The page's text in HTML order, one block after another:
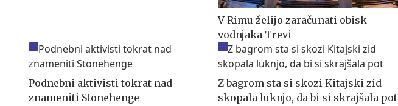
V Rimu želijo zaračunati obisk
vodnjaka Trevi
Podnebni aktivisti tokrat nad
znameniti Stonehenge
Z bagrom sta si skozi Kitajski zid
skopala luknjo, da bi si skrajšala pot